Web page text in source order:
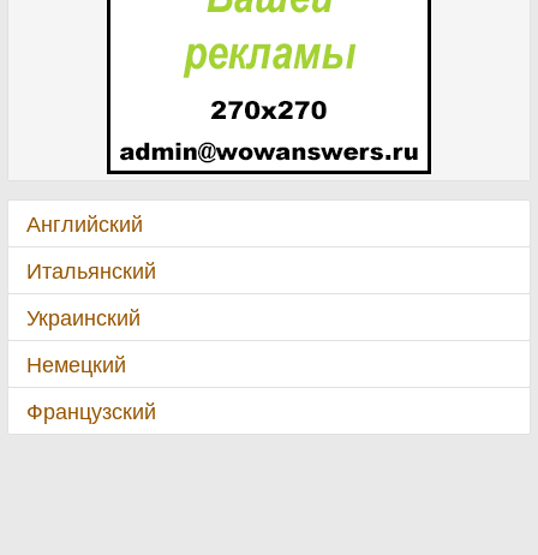
Английский
Итальянский
Украинский
Немецкий
Французский